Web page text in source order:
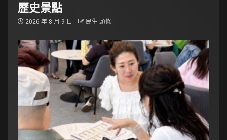
歷史景點
2026 年 8 月 9 日 民生 頭條